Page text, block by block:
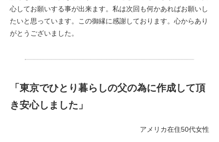
心してお願いする事が出来ます。私は次回も何かあればお願いし
たいと思っています。この御縁に感謝しております。心からあり
がとうございました。
「東京でひとり暮らしの父の為に作成して頂
き安心しました」
アメリカ在住50代女性